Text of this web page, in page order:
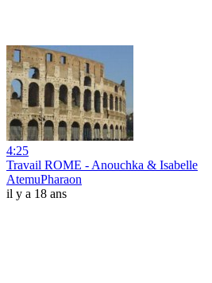
4:25
Travail ROME - Anouchka & Isabelle
AtemuPharaon
il y a 18 ans